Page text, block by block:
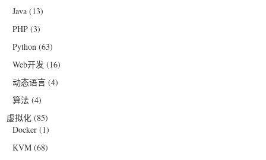
Java (13)
PHP (3)
Python (63)
Web开发 (16)
动态语言 (4)
算法 (4)
虚拟化 (85)
Docker (1)
KVM (68)